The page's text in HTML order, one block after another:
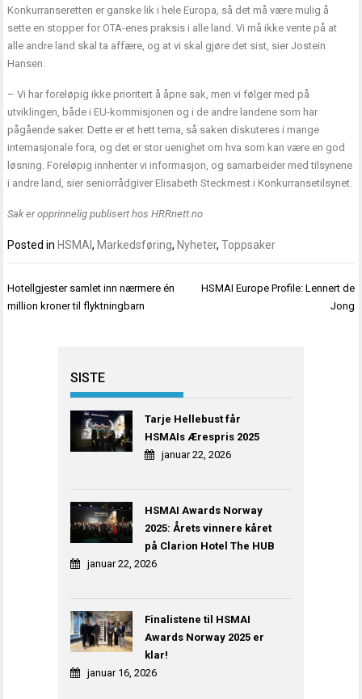
Konkurranseretten er ganske lik i hele Europa, så det må være mulig å
sette en stopper for OTA-enes praksis i alle land. Vi må ikke vente på at
alle andre land skal ta affære, og at vi skal gjøre det sist, sier Jostein
Hansen.
– Vi har foreløpig ikke prioritert å åpne sak, men vi følger med på
utviklingen, både i EU-kommisjonen og i de andre landene som har
pågående saker. Dette er et hett tema, så saken diskuteres i mange
internasjonale fora, og det er stor uenighet om hva som kan være en god
løsning. Foreløpig innhenter vi informasjon, og samarbeider med tilsynene
i andre land, sier seniorrådgiver Elisabeth Steckmest i Konkurransetilsynet.
Sak er opprinnelig publisert hosHRRnett.no
Posted in HSMAI, Markedsføring, Nyheter,Toppsaker
Innleggsnavigasjon
Hotellgjester samlet inn nærmere én
million kroner til flyktningbarn
HSMAI Europe Profile: Lennert de
Jong
SISTE
Tarje Hellebust får
HSMAIs Ærespris 2025
januar 22, 2026
HSMAI Awards Norway
2025: Årets vinnere kåret
på Clarion Hotel The HUB
januar 22, 2026
Finalistene til HSMAI
Awards Norway 2025 er
klar!
januar 16, 2026